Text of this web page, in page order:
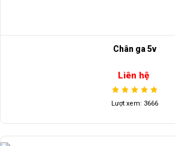
Chân ga 5v
Liên hệ
Lượt xem: 3666